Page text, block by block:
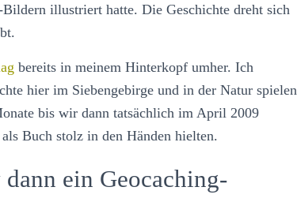
illustriert hatte. Die Geschichte dreht sich
bereits in meinem Hinterkopf umher. Ich
hier im Siebengebirge und in der Natur spielen
bis wir dann tatsächlich im April 2009
Buch stolz in den Händen hielten.
ein Geocaching-